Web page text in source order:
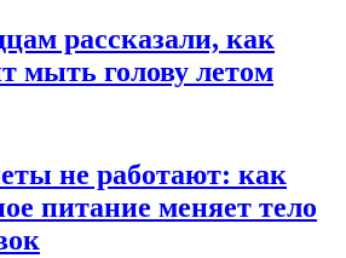
рассказали, как
мыть голову летом
не работают: как
питание меняет тело